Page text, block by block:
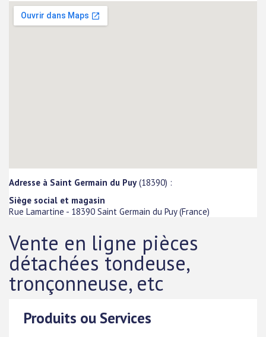
Adresse à Saint Germain du Puy(18390) :
Siège social et magasin
Rue Lamartine - 18390 Saint Germain du Puy(France)
Vente en ligne pièces
détachées tondeuse,
tronçonneuse, etc
Produits ou Services